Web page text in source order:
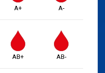
A+ A-
AB+ AB-